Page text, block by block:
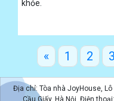
khỏe.
« 1 2 3
Địa chỉ: Tòa nhà JoyHouse,